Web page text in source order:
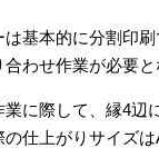
基本的に分割印
わせ作業が必要と
に際して、縁4辺
仕上がりサイズ